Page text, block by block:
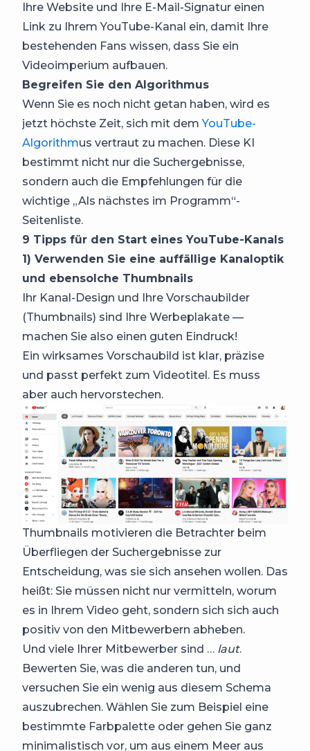
Ihre Website und Ihre E-Mail-Signatur einen
Link zu Ihrem YouTube-Kanal ein, damit Ihre
bestehenden Fans wissen, dass Sie ein
Videoimperium aufbauen.
Begreifen Sie den Algorithmus
Wenn Sie es noch nicht getan haben, wird es
jetzt höchste Zeit, sich mit dem YouTube-
Algorithmus vertraut zu machen. Diese KI
bestimmt nicht nur die Suchergebnisse,
sondern auch die Empfehlungen für die
wichtige „Als nächstes im Programm“-
Seitenliste.
9 Tipps für den Start eines YouTube-Kanals
1) Verwenden Sie eine auffällige Kanaloptik
und ebensolche Thumbnails
Ihr Kanal-Design und Ihre Vorschaubilder
(Thumbnails) sind Ihre Werbeplakate —
machen Sie also einen guten Eindruck!
Ein wirksames Vorschaubild ist klar, präzise
und passt perfekt zum Videotitel. Es muss
aber auch hervorstechen.
Thumbnails motivieren die Betrachter beim
Überfliegen der Suchergebnisse zur
Entscheidung, was sie sich ansehen wollen. Das
heißt: Sie müssen nicht nur vermitteln, worum
es in Ihrem Video geht, sondern sich sich auch
positiv von den Mitbewerbern abheben.
Und viele Ihrer Mitbewerber sind … laut.
Bewerten Sie, was die anderen tun, und
versuchen Sie ein wenig aus diesem Schema
auszubrechen. Wählen Sie zum Beispiel eine
bestimmte Farbpalette oder gehen Sie ganz
minimalistisch vor, um aus einem Meer aus